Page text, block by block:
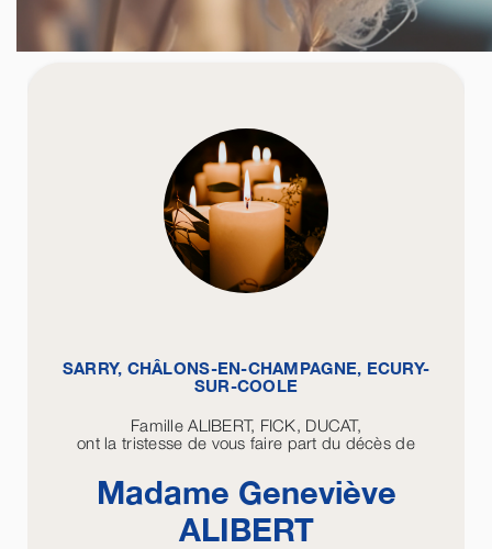
SARRY, CHÂLONS-EN-CHAMPAGNE, ECURY-
SUR-COOLE
Famille ALIBERT, FICK, DUCAT,
ont la tristesse de vous faire part du décès de
Madame Geneviève
ALIBERT